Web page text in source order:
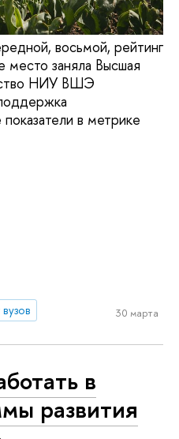
восьмой, рейтинг
место заняла Высшая
НИУ ВШЭ
в метрике
30 марта
в
развития